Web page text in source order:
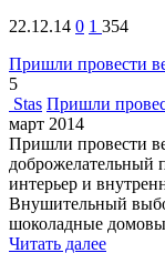
22.12.14 0 1 354
Пришли провести
5
Stas Пришли
март 2014
Пришли провести
доброжелательный
интерьер и
Внушительный
шоколадные
Читать далее